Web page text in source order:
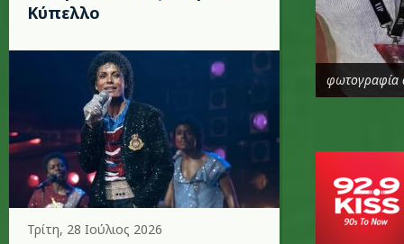
Κύπελλο
Τρίτη, 28 Ιούλιος 2026
φωτογραφία